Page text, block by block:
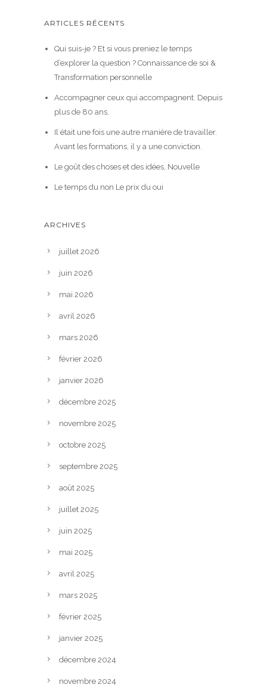
ARTICLES RÉCENTS
Qui suis-je ? Et si vous preniez le temps
d’explorer la question ? Connaissance de soi &
Transformation personnelle
Accompagner ceux qui accompagnent. Depuis
plus de 80 ans.
Il était une fois une autre manière de travailler.
Avant les formations, il y a une conviction.
Le goût des choses et des idées, Nouvelle
Le temps du non Le prix du oui
ARCHIVES
juillet 2026
juin 2026
mai 2026
avril 2026
mars 2026
février 2026
janvier 2026
décembre 2025
novembre 2025
octobre 2025
septembre 2025
août 2025
juillet 2025
juin 2025
mai 2025
avril 2025
mars 2025
février 2025
janvier 2025
décembre 2024
novembre 2024